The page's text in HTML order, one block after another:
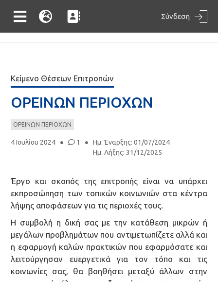
Σύνδεση
Κείμενο Θέσεων Επιτροπών
ΟΡΕΙΝΩΝ ΠΕΡΙΟΧΩΝ
ΟΡΕΙΝΩΝ ΠΕΡΙΟΧΩΝ
4 Ιουλίου 2024 1 Ημ. Έναρξης:01/07/2024
Ημ. Λήξης:31/12/2025
Έργο και σκοπός της επιτροπής είναι να υπάρχει
εκπροσώπηση των τοπικών κοινωνιών στα κέντρα
λήψης αποφάσεων για τις περιοχές τους.
Η συμβολή η δική σας με την κατάθεση μικρών ή
μεγάλων προβλημάτων που αντιμετωπίζετε αλλά και
η εφαρμογή καλών πρακτικών που εφαρμόσατε και
λειτούργησαν ευεργετικά για τον τόπο και τις
κοινωνίες σας, θα βοηθήσει μεταξύ άλλων στην